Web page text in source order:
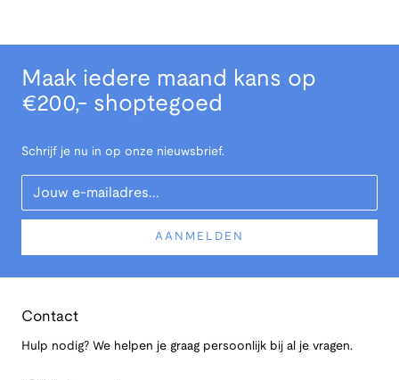
Maak iedere maand kans op
€200,- shoptegoed
Schrijf je nu in op onze nieuwsbrief.
Your Email
AANMELDEN
Contact
Hulp nodig? We helpen je graag persoonlijk bij al je vragen.